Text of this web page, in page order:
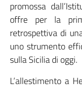
promossa
offre per la
retrospettiva di
uno strumento
sulla Sicilia di oggi.
L’allestimento a